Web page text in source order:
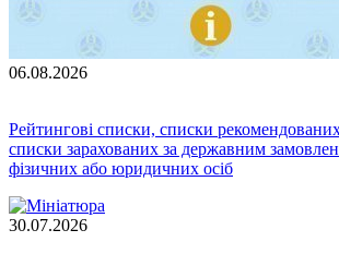
06.08.2026
Рейтингові списки, списки
списки зарахованих за державним
фізичних або юридичних осіб
30.07.2026